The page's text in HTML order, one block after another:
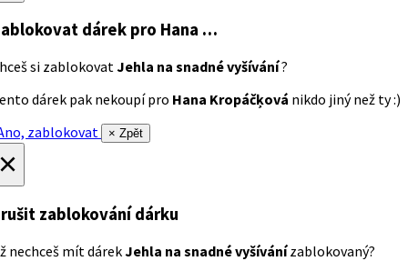
dárek pro Hana …
si zablokovatJehla na snadné vyšívání?
dárek pak nekoupí pro Hana Kropáčķová nikdo jiný než ty :)
zablokovat
× Zpět
zablokování dárku
nechceš mít dárekJehla na snadné vyšívánízablokovaný?